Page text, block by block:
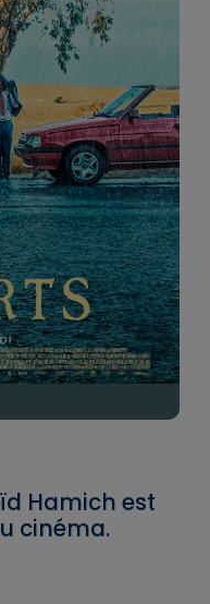
Hamich est
cinéma.